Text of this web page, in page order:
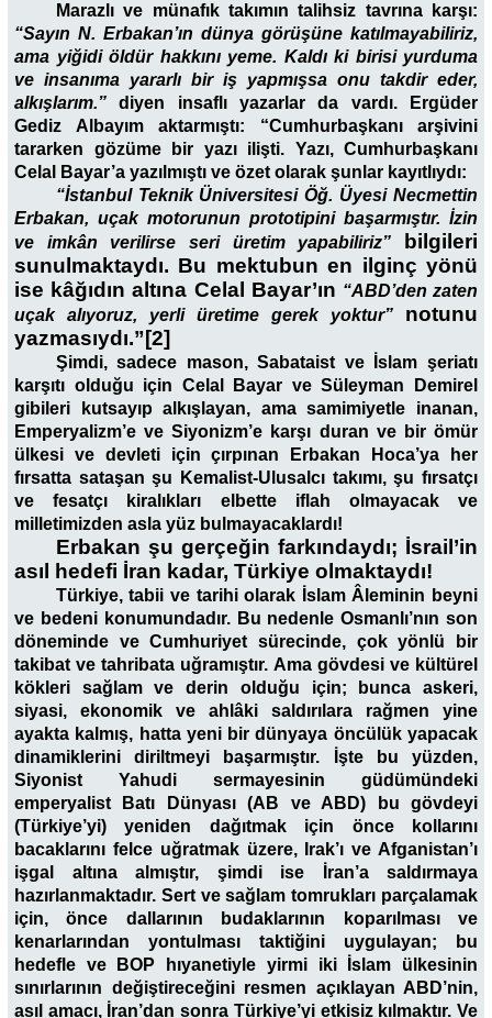
Marazlı ve münafık takımın talihsiz tavrına karşı:
“Sayın N. Erbakan’ın dünya görüşüne katılmayabiliriz,
ama yiğidi öldür hakkını yeme. Kaldı ki birisi yurduma
ve insanıma yararlı bir iş yapmışsa onu takdir eder,
alkışlarım.” diyen insaflı yazarlar da vardı. Ergüder
Gediz Albayım aktarmıştı: “Cumhurbaşkanı arşivini
tararken gözüme bir yazı ilişti. Yazı, Cumhurbaşkanı
Celal Bayar’a yazılmıştı ve özet olarak şunlar kayıtlıydı:
“İstanbul Teknik Üniversitesi Öğ. Üyesi Necmettin
Erbakan, uçak motorunun prototipini başarmıştır. İzin
ve imkân verilirse seri üretim yapabiliriz”
bilgileri
sunulmaktaydı. Bu mektubun en ilginç yönü
ise kâğıdın altına Celal Bayar’ın “ABD’den zaten
uçak alıyoruz, yerli üretime gerek yoktur”
notunu
yazmasıydı.”[2]
Şimdi, sadece mason, Sabataist ve İslam şeriatı
karşıtı olduğu için Celal Bayar ve Süleyman Demirel
gibileri kutsayıp alkışlayan, ama samimiyetle inanan,
Emperyalizm’e ve Siyonizm’e karşı duran ve bir ömür
ülkesi ve devleti için çırpınan Erbakan Hoca’ya her
fırsatta sataşan şu Kemalist-Ulusalcı takımı, şu fırsatçı
ve fesatçı kiralıkları elbette iflah olmayacak ve
milletimizden asla yüz bulmayacaklardı!
Erbakan şu gerçeğin farkındaydı; İsrail’in
asıl hedefi İran kadar, Türkiye olmaktaydı!
Türkiye, tabii ve tarihi olarak İslam Âleminin beyni
ve bedeni konumundadır. Bu nedenle Osmanlı’nın son
döneminde ve Cumhuriyet sürecinde, çok yönlü bir
takibat ve tahribata uğramıştır. Ama gövdesi ve kültürel
kökleri sağlam ve derin olduğu için; bunca askeri,
siyasi, ekonomik ve ahlâki saldırılara rağmen yine
ayakta kalmış, hatta yeni bir dünyaya öncülük yapacak
dinamiklerini diriltmeyi başarmıştır. İşte bu yüzden,
Siyonist Yahudi sermayesinin güdümündeki
emperyalist Batı Dünyası (AB ve ABD) bu gövdeyi
(Türkiye’yi) yeniden dağıtmak için önce kollarını
bacaklarını felce uğratmak üzere, Irak’ı ve Afganistan’ı
işgal altına almıştır, şimdi ise İran’a saldırmaya
hazırlanmaktadır. Sert ve sağlam tomrukları parçalamak
için, önce dallarının budaklarının koparılması ve
kenarlarından yontulması taktiğini uygulayan; bu
hedefle ve BOP hıyanetiyle yirmi iki İslam ülkesinin
sınırlarının değiştireceğini resmen açıklayan ABD’nin,
asıl amacı, İran’dan sonra Türkiye’yi etkisiz kılmaktır. Ve